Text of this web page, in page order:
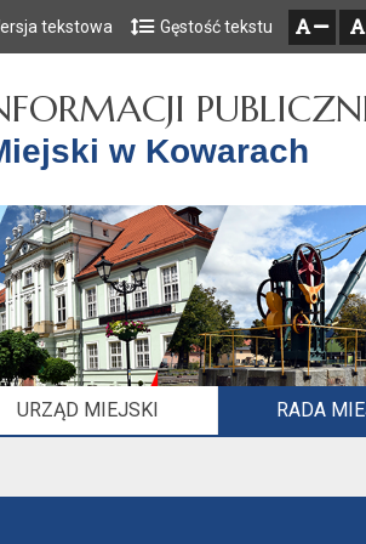
do głównego menu
Przejdź do treści
do mapy serwisu
tekstowa Gęstość tekstu
w Kowarach
URZĄD MIEJSKI RADA